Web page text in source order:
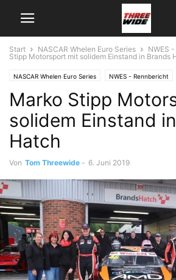
Start NASCAR Whelen Euro Series NWES
Stipp Motorsport mit solidem Einstand in Brands
NASCAR Whelen Euro Series NWES - Rennbericht
Marko Stipp
solidem Einstand
Hatch
Von Tom Threewide - 6. Juni 2019